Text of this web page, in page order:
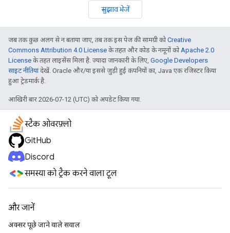
सुझाव भेजें
जब तक कुछ अलग से न बताया जाए, तब तक इस पेज की सामग्री कोCreative
Commons Attribution 4.0 License के तहत और कोड के नमूनों को Apache 2.0
License के तहत लाइसेंस मिला है. ज़्यादा जानकारी के लिए, Google Developers
साइट नीतियांदेखें. Oracle और/या इससे जुड़ी हुई कंपनियों का, Java एक रजिस्टर किया
हुआ ट्रेडमार्क है.
आखिरी बार 2026-07-12 (UTC) को अपडेट किया गया.
स्टैक ओवरफ़्लो
GitHub
Discord
समस्या को ट्रैक करने वाला टूल
और जानें
अक्सर पूछे जाने वाले सवाल